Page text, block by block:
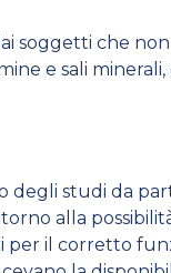
soggetti che
e sali minerali,
degli studi da
alla
per il corretto